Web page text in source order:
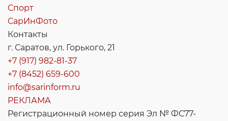
Спорт
СарИнФото
Контакты
г. Саратов, ул. Горького, 21
+7 (917) 982-81-37
+7 (8452) 659-600
info@sarinform.ru
РЕКЛАМА
Регистрационный номер серия Эл № ФС77-